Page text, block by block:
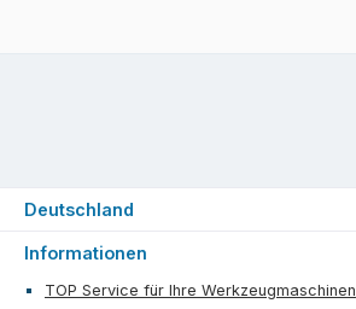
Informationen
TOP Service für Ihre Werkzeugmaschinen
Deutschland